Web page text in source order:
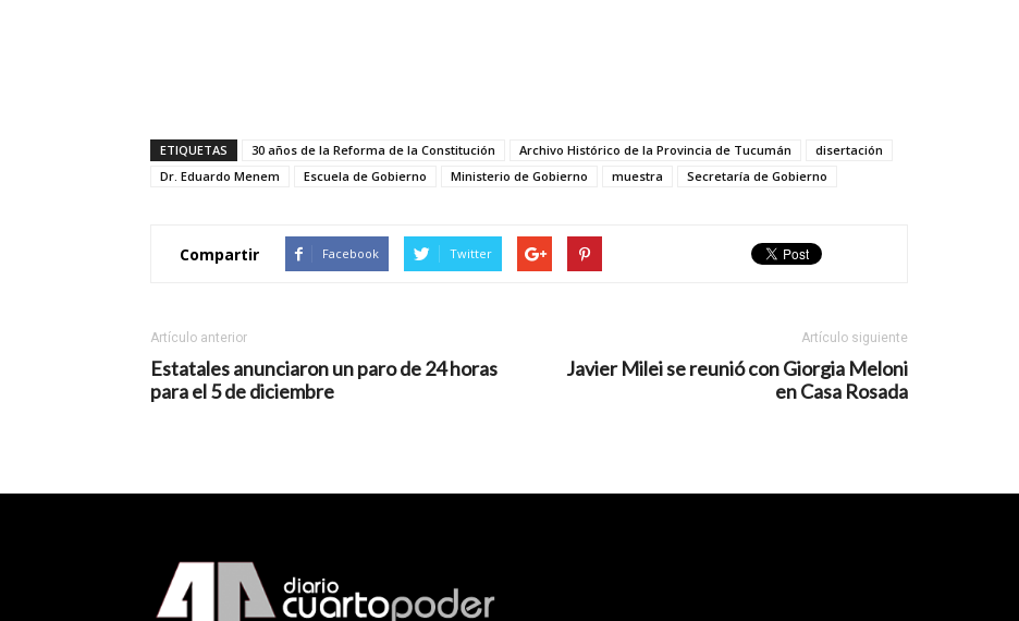
ETIQUETAS 30 años de la Reforma de la Constitución Archivo Histórico de la Provincia de Tucumán
disertación
Dr. Eduardo Menem
Escuela de Gobierno Ministerio de Gobierno muestra Secretaría de Gobierno
Compartir Facebook Twitter
Artículo anterior
Estatales anunciaron un paro de 24 horas
para el 5 de diciembre
Artículo siguiente
Javier Milei se reunió con Giorgia Meloni
en Casa Rosada